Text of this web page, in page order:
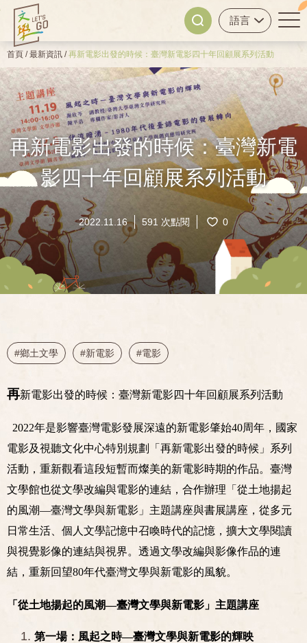
首頁 /最新資訊 /再新電影出發的時候：臺灣新電影四十年回顧展系列活動
再新電影出發的時候：臺灣新電
影四十年回顧展系列活動
2022.11.16 591 次點閱 0
#鄉土文學 #新電影 #電影
再新電影出發的時候：臺灣新電影四十年回顧展系列活動
2022年是影響臺灣電影發展深遠的新電影肇始40周年，國家
電影及視聽文化中心特別規劃「再新電影出發的時候」系列
活動，重新觀看這段短暫而燦美的新電影時期的作品。臺灣
文學館也從文學改編與電影的連結，合作辦理「從土地揚起
的風潮—臺灣文學與新電影」主題講座與書展講座，從多元
日常生活、個人文學記憶中召喚時代的記憶，擴大文學閱讀
與視覺影像的連結與視界。透過文學改編與影像作品的連
結，重新回望80年代臺灣文學與新電影的風貌。
「從土地揚起的風潮—臺灣文學與新電影」 主題講座
第一場：風起之時—臺灣文學與新電影的輝映